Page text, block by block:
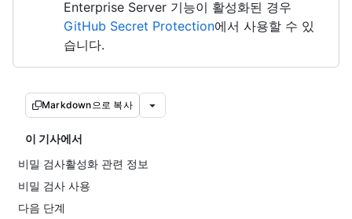
Enterprise Server 기능이 활성화된 경우
GitHub Secret Protection에서 사용할 수 있
습니다.
Markdown으로 복사
이 기사에서
비밀 검사활성화 관련 정보
비밀 검사 사용
다음 단계